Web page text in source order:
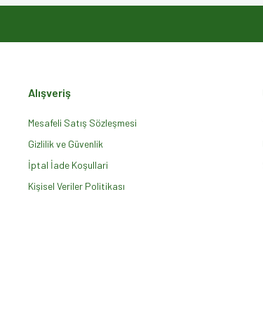
Gönder
Alışveriş
Mesafeli Satış Sözleşmesi
Gizlilik ve Güvenlik
İptal İade Koşullari
Kişisel Veriler Politikası